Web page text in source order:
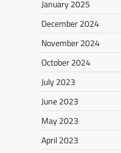
January 2025
December 2024
November 2024
October 2024
July 2023
June 2023
May 2023
April 2023